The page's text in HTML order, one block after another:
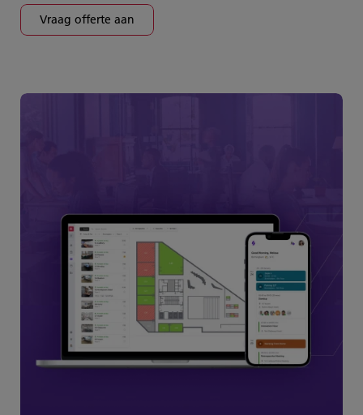
Vraag offerte aan